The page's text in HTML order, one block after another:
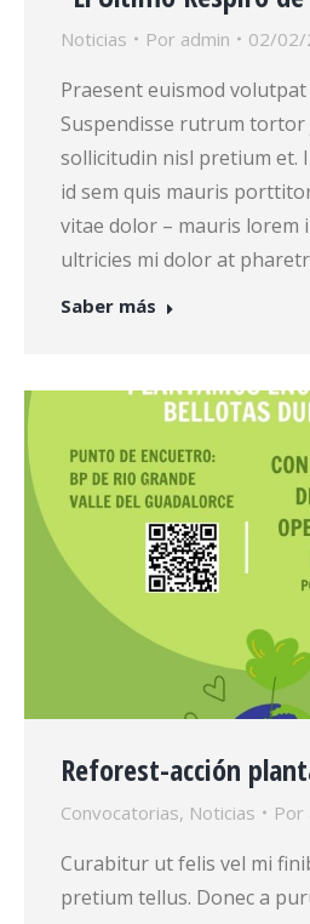
Noticias Por admin 02/02/
Praesent euismod
Suspendisse rutrum tortor
sollicitudin nisl pretium et.
id sem quis mauris
vitae dolor – mauris lorem
ultricies mi dolor at
Saber más
Reforest-acción
Convocatorias, Noticias Por
Curabitur ut felis vel mi
pretium tellus. Donec a
DENUNCIA: PLACAS